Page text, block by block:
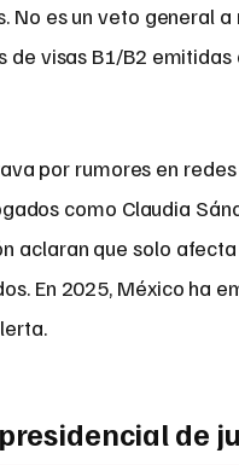
No es un veto general
de visas B1/B2
por rumores en
como Claudia
aclaran que solo afecta
En 2025, México ha
de